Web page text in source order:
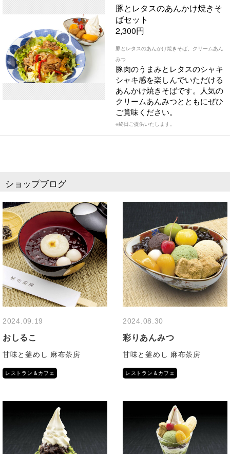
豚とレタスのあんかけ焼きそ
ばセット
2,300円
豚とレタスのあんかけ焼きそば、クリームあん
みつ
豚肉のうまみとレタスのシャキ
シャキ感を楽しんでいただける
あんかけ焼きそばです。人気の
クリームあんみつとともにぜひ
ご賞味ください。
※終日ご提供いたします。
ショップブログ